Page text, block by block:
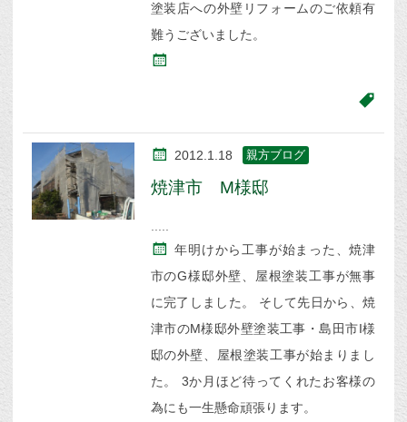
塗装店への外壁リフォームのご依頼有
難うございました。
2012.1.18 親方ブログ
焼津市 M様邸
年明けから工事が始まった、焼津
市のG様邸外壁、屋根塗装工事が無事
に完了しました。 そして先日から、焼
津市のM様邸外壁塗装工事・島田市I様
邸の外壁、屋根塗装工事が始まりまし
た。 3か月ほど待ってくれたお客様の
為にも一生懸命頑張ります。